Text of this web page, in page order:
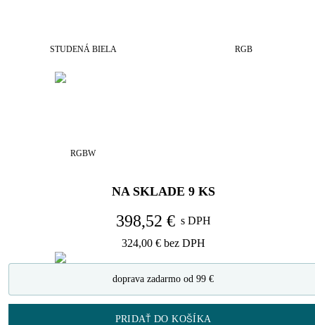
STUDENÁ BIELA RGB
RGBW
NA SKLADE 9 KS
398,52 € s DPH
324,00 € bez DPH
doprava zadarmo od 99 €
PRIDAŤ DO KOŠÍKA